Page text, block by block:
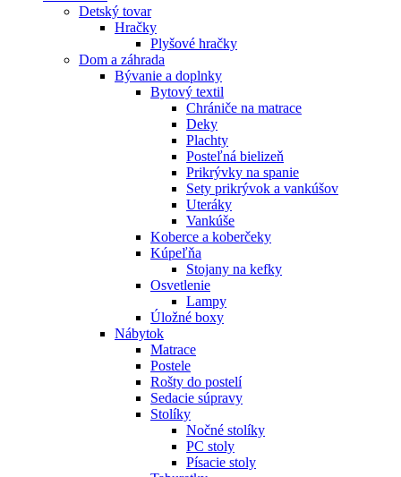
Detský tovar
Hračky
Plyšové hračky
Dom a záhrada
Bývanie a doplnky
Bytový textil
Chrániče na matrace
Deky
Plachty
Posteľná bielizeň
Prikrývky na spanie
Sety prikrývok a vankúšov
Uteráky
Vankúše
Koberce a koberčeky
Kúpeľňa
Stojany na kefky
Osvetlenie
Lampy
Úložné boxy
Nábytok
Matrace
Postele
Rošty do postelí
Sedacie súpravy
Stolíky
Nočné stolíky
PC stoly
Písacie stoly